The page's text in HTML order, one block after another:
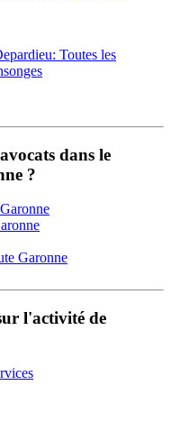
Toutes les
dans le
?
Garonne
l'activité de